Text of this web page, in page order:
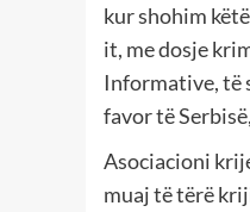
kur shohim
it, me dosje
Informative, të
favor të
Asociacioni
muaj të tërë